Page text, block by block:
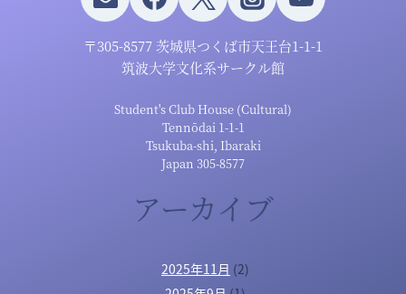
〒305-8577 茨城県つくば市天王台1-1-1
筑波大学文化系サークル館
Student's Club House (Cultural)
Tennōdai 1-1-1
Tsukuba-shi, Ibaraki
Japan 305-8577
アーカイブ
2025年11月 (2)